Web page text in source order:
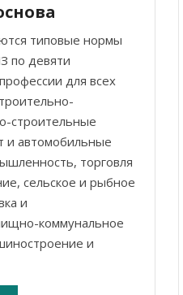
типовые нормы
по девяти
для всех
строительные
и автомобильные
торговля
сельское и рыбное
и
коммунальное
и